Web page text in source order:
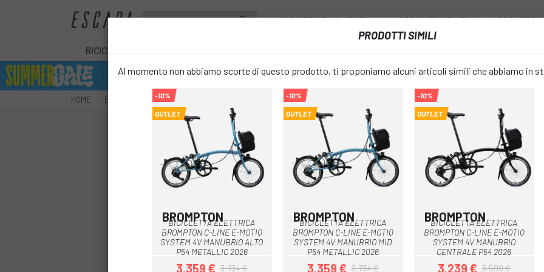
ASSISTENZA CLIENTI APPUNTAMENTO AL
BICICLETTE
HOME E-BIKE ELETTRICITÀ URBANA PIEGHEVOLE ELETTRICO BICICLETTA UTO PRO20 2026
favorite_border
PREZZO: 2.999 €
COLORE: Blu
TABELLA DI FORMATO:
PRODOTTI SIMILI
Al momento non abbiamo scorte di questo prodotto, ti proponiamo alcuni articoli simili che abbiamo in
Cloud Metallic - Cloud Metallic
-10%
OUTLET
BROMPTON
BICICLETTA ELETTRICA
BROMPTON C-LINE E-MOTIQ
SYSTEM 4V MANUBRIO ALTO
P54 METALLIC 2026
3.359 € 3.734 €
Cloud Metallic - Cloud Metallic
-10%
OUTLET
BROMPTON
BICICLETTA ELETTRICA
BROMPTON C-LINE E-MOTIQ
SYSTEM 4V MANUBRIO MID
P54 METALLIC 2026
3.359 € 3.734 €
Palm Green - Palm
Dune Sand -
Red Plum -
-10%
OUTLET
BROMPTON
BICICLETTA ELETTRICA
BROMPTON C-LINE E-MOTIQ
SYSTEM 4V MANUBRIO
CENTRALE P54 2026
3.239 € 3.599 €